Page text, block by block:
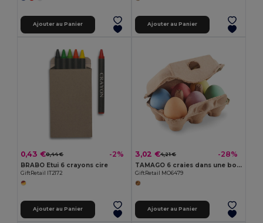
Ajouter au Panier Ajouter au Panier
0,43 €0,44 € -2%
BRABO Etui 6 crayons cire
GiftRetail IT2172
Ajouter au Panier
3,02 €4,21 € -28%
TAMAGO 6 craies dans une boîte à œufs
GiftRetail MO6479
Ajouter au Panier